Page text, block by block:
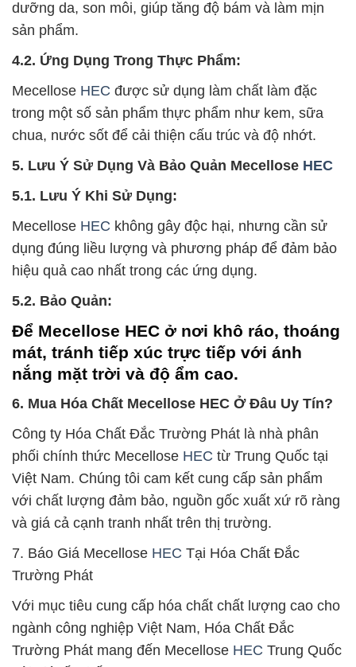
dưỡng da, son môi, giúp tăng độ bám và làm mịn
sản phẩm.
4.2. Ứng Dụng Trong Thực Phẩm:
Mecellose HEC được sử dụng làm chất làm đặc
trong một số sản phẩm thực phẩm như kem, sữa
chua, nước sốt để cải thiện cấu trúc và độ nhớt.
5. Lưu Ý Sử Dụng Và Bảo Quản Mecellose HEC
5.1. Lưu Ý Khi Sử Dụng:
Mecellose HEC không gây độc hại, nhưng cần sử
dụng đúng liều lượng và phương pháp để đảm bảo
hiệu quả cao nhất trong các ứng dụng.
5.2. Bảo Quản:
Để Mecellose HEC ở nơi khô ráo, thoáng
mát, tránh tiếp xúc trực tiếp với ánh
nắng mặt trời và độ ẩm cao.
6. Mua Hóa Chất Mecellose HEC Ở Đâu Uy Tín?
Công ty Hóa Chất Đắc Trường Phát là nhà phân
phối chính thức Mecellose HEC từ Trung Quốc tại
Việt Nam. Chúng tôi cam kết cung cấp sản phẩm
với chất lượng đảm bảo, nguồn gốc xuất xứ rõ ràng
và giá cả cạnh tranh nhất trên thị trường.
7. Báo Giá Mecellose HEC Tại Hóa Chất Đắc
Trường Phát
Với mục tiêu cung cấp hóa chất chất lượng cao cho
ngành công nghiệp Việt Nam, Hóa Chất Đắc
Trường Phát mang đến Mecellose HEC Trung Quốc